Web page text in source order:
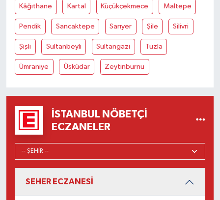
Kâğıthane Kartal Küçükçekmece Maltepe
Pendik Sancaktepe Sarıyer Şile Silivri
Şişli Sultanbeyli Sultangazi Tuzla
Ümraniye Üsküdar Zeytinburnu
İSTANBUL NÖBETÇI
ECZANELER
SEHER ECZANESİ